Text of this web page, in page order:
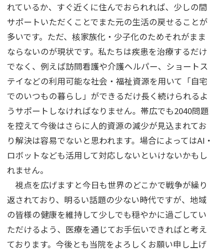
れているか、すぐ近くに住んでおられれば、少しの間
サポートいただくことでまた元の生活の戻せることが
多いです。ただ、核家族化・少子化のためそれがまま
ならないのが現状です。私たちは疾患を治療するだけ
でなく、例えば訪問看護や介護ヘルパー、ショートス
テイなどの利用可能な社会・福祉資源を用いて「自宅
でのいつもの暮らし」ができるだけ長く続けられるよ
うサポートしなければなりません。帯広でも2040問題
を控えて今後はさらに人的資源の減少が見込まれてお
り解決は容易でないと思われます。場合によってはAI・
ロボットなども活用して対応しないといけないかもし
れません。
視点を広げますと今日も世界のどこかで戦争が繰り
返されており、明るい話題の少ない時代ですが、地域
の皆様の健康を維持して少しでも穏やかに過ごしてい
ただけるよう、医療を通じてお手伝いできればと考え
ております。今後とも当院をよろしくお願い申し上げ